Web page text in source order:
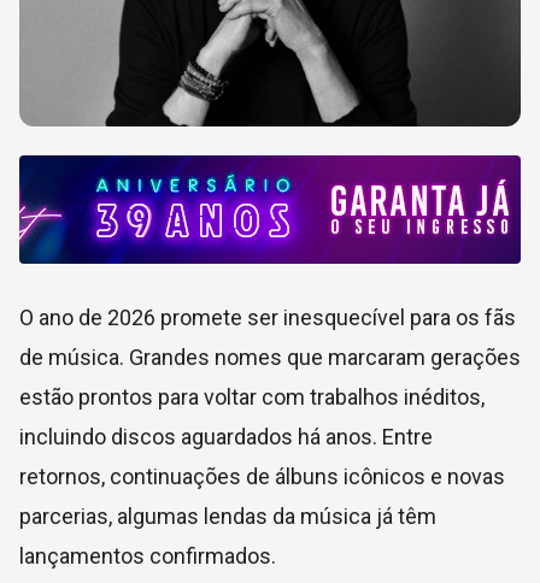
O ano de 2026 promete ser inesquecível para os fãs
de música. Grandes nomes que marcaram gerações
estão prontos para voltar com trabalhos inéditos,
incluindo discos aguardados há anos. Entre
retornos, continuações de álbuns icônicos e novas
parcerias, algumas lendas da música já têm
lançamentos confirmados.